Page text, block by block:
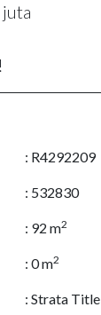
: R4292209
: 532830
: 92 m2
: 0 m2
: Strata Title